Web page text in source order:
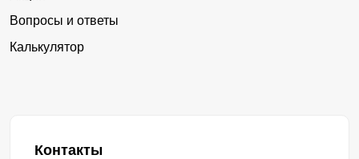
Вопросы и ответы
Калькулятор
Контакты